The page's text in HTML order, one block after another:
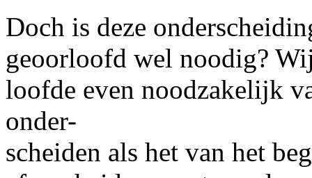
Doch is deze
geoorloofd wel noodig?
loofde even noodzakelijk
onder-
scheiden als het van het